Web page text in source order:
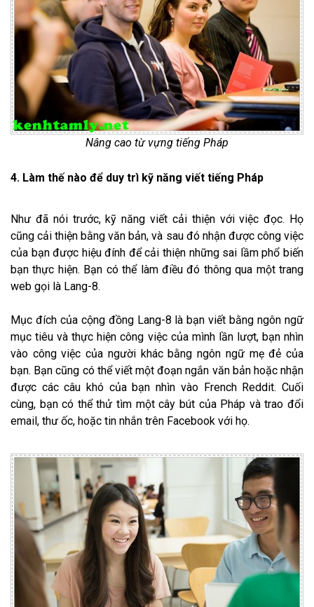
Nâng cao từ vựng tiếng Pháp
4. Làm thế nào để duy trì kỹ năng viết tiếng Pháp
Như đã nói trước, kỹ năng viết cải thiện với việc đọc. Họ
cũng cải thiện bằng văn bản, và sau đó nhận được công việc
của bạn được hiệu đính để cải thiện những sai lầm phổ biến
bạn thực hiện. Bạn có thể làm điều đó thông qua một trang
web gọi là Lang-8.
Mục đích của cộng đồng Lang-8 là bạn viết bằng ngôn ngữ
mục tiêu và thực hiện công việc của mình lần lượt, bạn nhìn
vào công việc của người khác bằng ngôn ngữ mẹ đẻ của
bạn. Bạn cũng có thể viết một đoạn ngắn văn bản hoặc nhận
được các câu khó của bạn nhìn vào French Reddit. Cuối
cùng, bạn có thể thử tìm một cây bút của Pháp và trao đổi
email, thư ốc, hoặc tin nhắn trên Facebook với họ.